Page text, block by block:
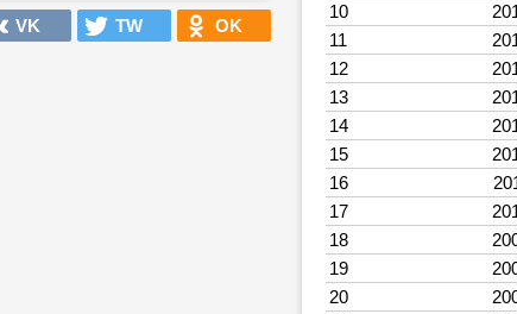
VK TW OK
10
11
12
13
14
15
16
17
18
19
20